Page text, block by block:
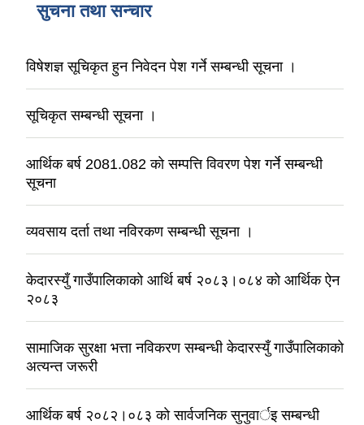
सुचना तथा सन्चार
विषेशज्ञ सूचिकृत हुन निवेदन पेश गर्ने सम्बन्धी सूचना ।
सूचिकृत सम्बन्धी सूचना ।
आर्थिक बर्ष 2081.082 काे सम्पत्ति विवरण पेश गर्ने सम्बन्धी
सूचना
व्यवसाय दर्ता तथा नविरकण सम्बन्धी सूचना ।
केदारस्युँ गाउँपालिकाकाे आर्थि बर्ष २०८३।०८४ काे आर्थिक ऐन
२०८३
सामाजिक सुरक्षा भत्ता नविकरण सम्बन्धी केदारस्युँ गाउँपालिकाकाे
अत्यन्त जरूरी
आर्थिक बर्ष २०८२।०८३ काे सार्वजनिक सुनुवार्इ सम्बन्धी